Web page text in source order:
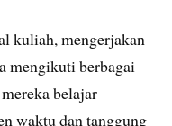
kuliah, mengerjakan
mengikuti berbagai
belajar
waktu dan tanggung